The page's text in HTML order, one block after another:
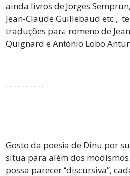
ainda livros de Jorges
Jean-Claude Guillebaud etc.,
traduções para romeno de
Quignard e António Lobo
. . . . . . . . . .
Gosto da poesia de Dinu por
situa para além dos
possa parecer “discursiva”,